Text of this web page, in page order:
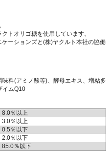
トオリゴ糖を使用しています。
ーションズと(株)ヤクルト本社の協働
料(アミノ酸等)、酵母エキス、増粘多
イムQ10
8.0％以上
3.0％以上
0.5％以下
2.0％以下
85.0％以下